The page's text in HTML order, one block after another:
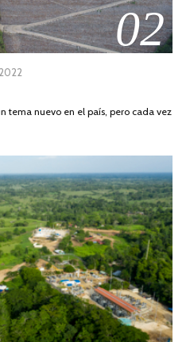
02
DE
tema nuevo en el país, pero cada vez